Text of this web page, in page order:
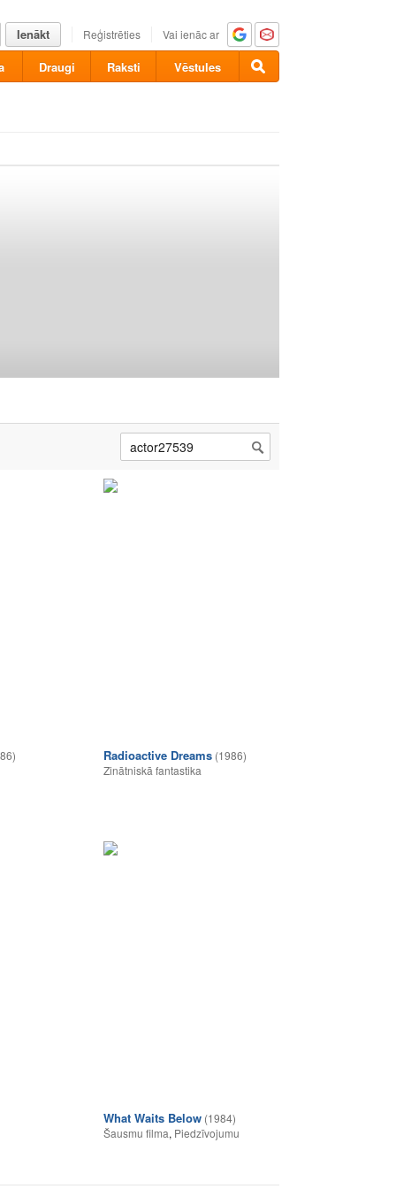
Ienākt Reģistrēties Vai ienāc ar
Draugi Raksti Vēstules
Radioactive Dreams (1986)
Zinātniskā fantastika
What Waits Below (1984)
Šausmu filma, Piedzīvojumu